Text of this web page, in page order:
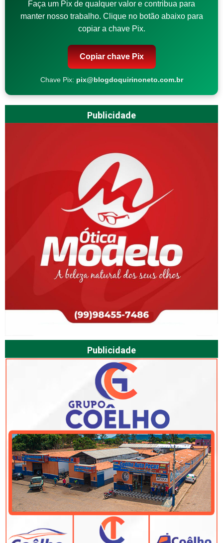
Faça um Pix de qualquer valor e contribua para
manter nosso trabalho. Clique no botão abaixo para
copiar a chave Pix.
Copiar chave Pix
Chave Pix: pix@blogdoquirinoneto.com.br
Publicidade
Publicidade